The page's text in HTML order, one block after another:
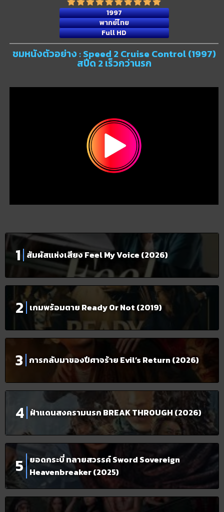
1997
พากย์ไทย
Full HD
ชมหนังตัวอย่าง : Speed 2 Cruise Control (1997)
สปีด 2 เร็วกว่านรก
สัมผัสแห่งเสียง Feel My Voice (2026)
เกมพร้อมตาย Ready Or Not (2019)
การกลับมาของปีศาจร้าย Evil’s Return (2026)
ฝ่าแดนสงครามนรก BREAK THROUGH (2026)
ยอดกระบี่ ทลายสวรรค์ Sword Sovereign
Heavenbreaker (2025)